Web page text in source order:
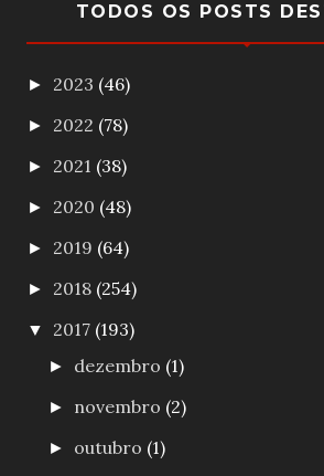
TODOS OS POSTS
► 2023 (46)
► 2022 (78)
► 2021 (38)
► 2020 (48)
► 2019 (64)
► 2018 (254)
▼ 2017 (193)
► dezembro (1)
► novembro (2)
► outubro (1)